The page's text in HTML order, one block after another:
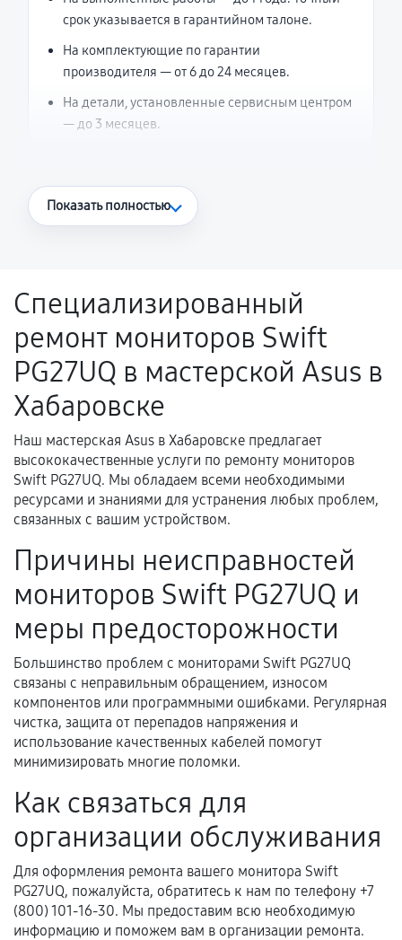
срок указывается в гарантийном талоне.
На комплектующие по гарантии
производителя — от 6 до 24 месяцев.
На детали, установленные сервисным центром
— до 3 месяцев.
Что считается гарантийным случаем
Поломка установленной детали при
нормальной эксплуатации в течение
гарантийного срока.
Несоответствие комплектующей заявленным
техническим характеристикам.
Документы для подтверждения
гарантии
Акт выполненных работ с датой, перечнем
услуг и сроком гарантии.
и кассовый чек.
Расширенная гарантия
В некоторых случаях возможно оформление
расширенной гарантии. Стоимость, сроки и
условия продления согласовываются отдельно и
фиксируются в документах.
Когда гарантия не действует
Нарушение правил эксплуатации,
Показать полностью
Специализированный
ремонт мониторов Swift
PG27UQ в мастерской Asus в
Хабаровске
Наш мастерская Asus в Хабаровске предлагает
высококачественные услуги по ремонту мониторов
Swift PG27UQ. Мы обладаем всеми необходимыми
ресурсами и знаниями для устранения любых проблем,
связанных с вашим устройством.
Причины неисправностей
мониторов Swift PG27UQ и
меры предосторожности
Большинство проблем с мониторами Swift PG27UQ
связаны с неправильным обращением, износом
компонентов или программными ошибками. Регулярная
чистка, защита от перепадов напряжения и
использование качественных кабелей помогут
минимизировать многие поломки.
Как связаться для
организации обслуживания
Для оформления ремонта вашего монитора Swift
PG27UQ, пожалуйста, обратитесь к нам по телефону +7
(800) 101-16-30. Мы предоставим всю необходимую
информацию и поможем вам в организации ремонта.